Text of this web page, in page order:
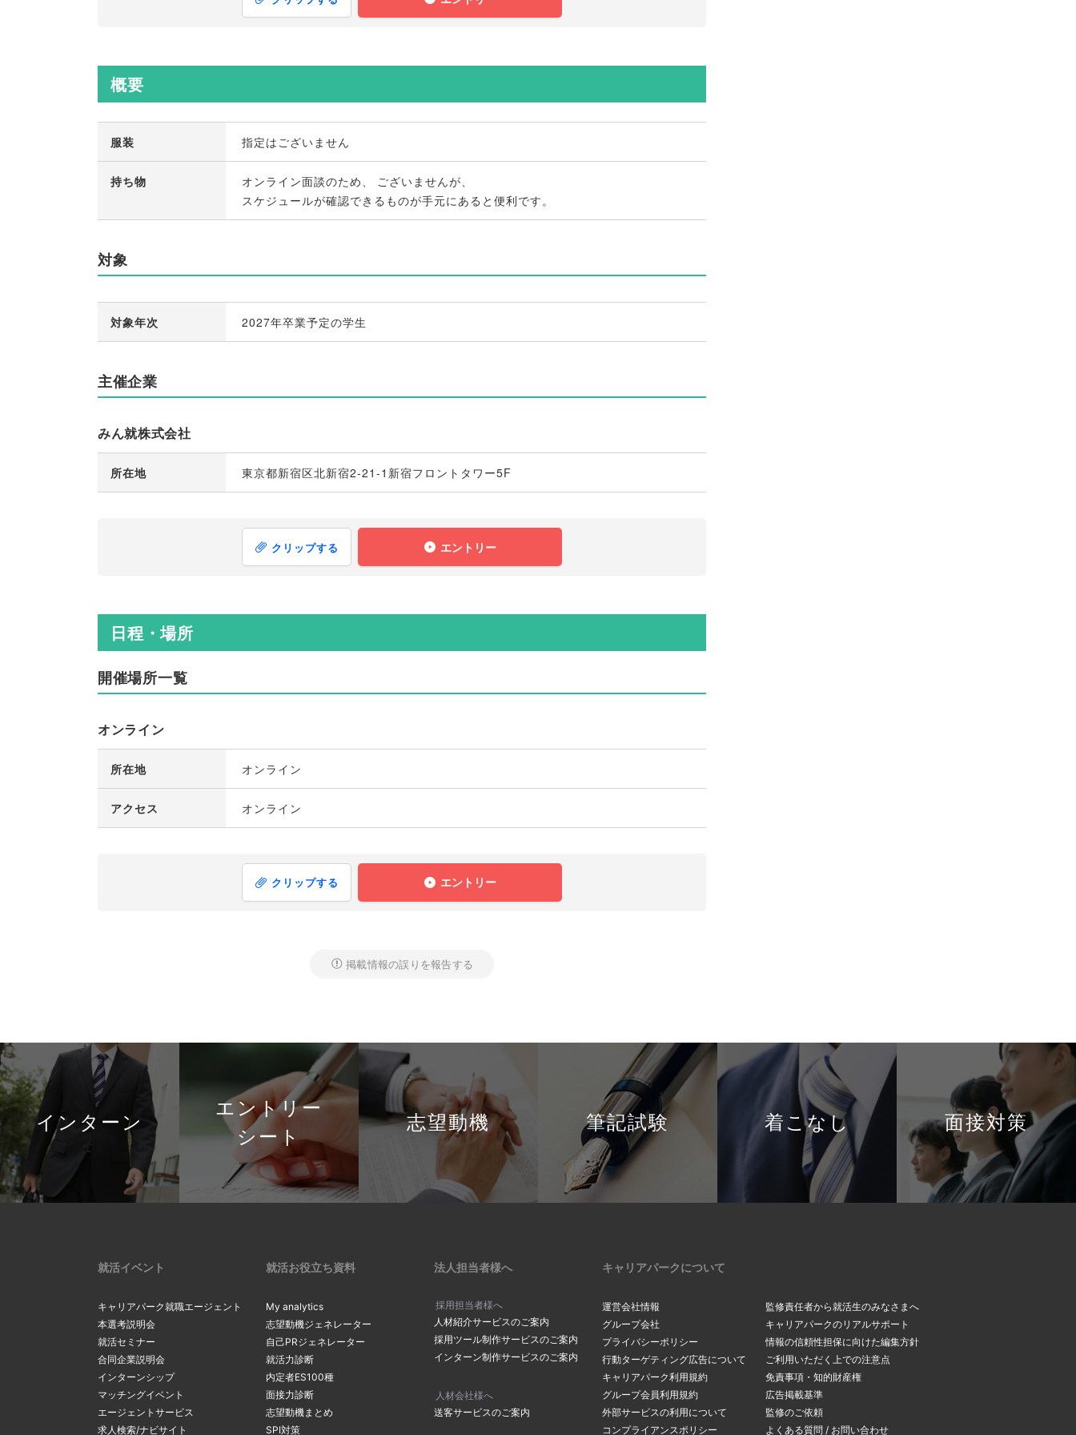
概要
服装 指定はございません
持ち物 オンライン面談のため、 ございませんが、
スケジュールが確認できるものが手元にあると便利です。
対象
対象年次 2027年卒業予定の学生
主催企業
みん就株式会社
所在地 東京都新宿区北新宿2-21-1新宿フロントタワー5F
クリップする エントリー
日程・場所
開催場所一覧
オンライン
所在地 オンライン
アクセス オンライン
クリップする エントリー
掲載情報の誤りを報告する
インターン
エントリー
シート
志望動機 筆記試験 着こなし 面接対策
就活イベント
キャリアパーク就職エージェント
本選考説明会
就活セミナー
合同企業説明会
インターンシップ
マッチングイベント
エージェントサービス
求人検索/ナビサイト
就活お役立ち資料
My analytics
志望動機ジェネレーター
自己PRジェネレーター
就活力診断
内定者ES100種
面接力診断
志望動機まとめ
SPI対策
法人担当者様へ
採用担当者様へ
人材紹介サービスのご案内
採用ツール制作サービスのご案内
インターン制作サービスのご案内
人材会社様へ
送客サービスのご案内
キャリアパークについて
運営会社情報
グループ会社
プライバシーポリシー
行動ターゲティング広告について
キャリアパーク利用規約
グループ会員利用規約
外部サービスの利用について
コンプライアンスポリシー
監修責任者から就活生のみなさまへ
キャリアパークのリアルサポート
情報の信頼性担保に向けた編集方針
ご利用いただく上での注意点
免責事項・知的財産権
広告掲載基準
監修のご依頼
よくある質問 / お問い合わせ